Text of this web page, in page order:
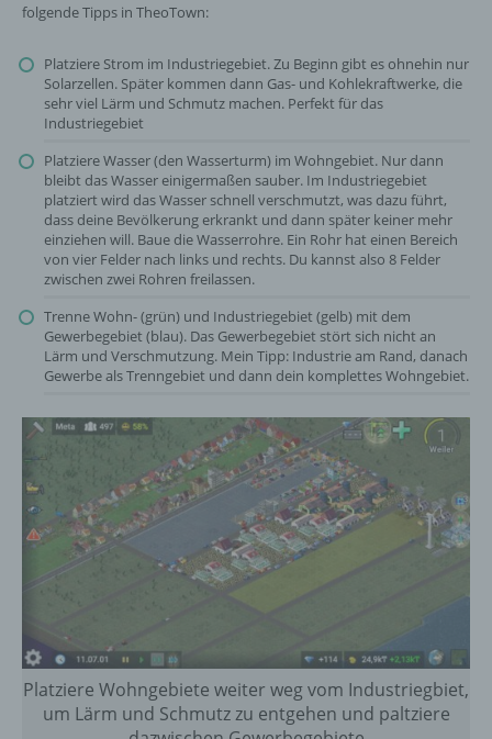
folgende Tipps in TheoTown:
Platziere Strom im Industriegebiet. Zu Beginn gibt es ohnehin nur
Solarzellen. Später kommen dann Gas- und Kohlekraftwerke, die
sehr viel Lärm und Schmutz machen. Perfekt für das
Industriegebiet
Platziere Wasser (den Wasserturm) im Wohngebiet. Nur dann
bleibt das Wasser einigermaßen sauber. Im Industriegebiet
platziert wird das Wasser schnell verschmutzt, was dazu führt,
dass deine Bevölkerung erkrankt und dann später keiner mehr
einziehen will. Baue die Wasserrohre. Ein Rohr hat einen Bereich
von vier Felder nach links und rechts. Du kannst also 8 Felder
zwischen zwei Rohren freilassen.
Trenne Wohn- (grün) und Industriegebiet (gelb) mit dem
Gewerbegebiet (blau). Das Gewerbegebiet stört sich nicht an
Lärm und Verschmutzung. Mein Tipp: Industrie am Rand, danach
Gewerbe als Trenngebiet und dann dein komplettes Wohngebiet.
Platziere Wohngebiete weiter weg vom Industriegbiet,
um Lärm und Schmutz zu entgehen und paltziere